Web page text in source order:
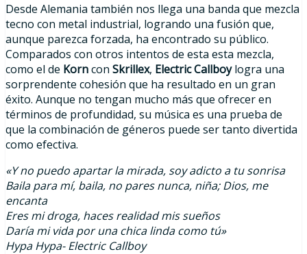
Desde Alemania también nos llega una banda que mezcla
tecno con metal industrial, logrando una fusión que,
aunque parezca forzada, ha encontrado su público.
Comparados con otros intentos de esta esta mezcla,
como el de Korncon Skrillex, Electric Callboylogra una
sorprendente cohesión que ha resultado en un gran
éxito. Aunque no tengan mucho más que ofrecer en
términos de profundidad, su música es una prueba de
que la combinación de géneros puede ser tanto divertida
como efectiva.
«Y no puedo apartar la mirada, soy adicto a tu sonrisa
Baila para mí, baila, no pares nunca, niña; Dios, me
encanta
Eres mi droga, haces realidad mis sueños
Daría mi vida por una chica linda como tú»
Hypa Hypa- Electric Callboy